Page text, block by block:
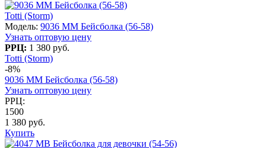
Totti (Storm)
Модель: 9036 MM Бейсболка (56-58)
Узнать оптовую цену
РРЦ: 1 380 руб.
Totti (Storm)
-8%
9036 MM Бейсболка (56-58)
Узнать оптовую цену
РРЦ:
1500
1 380 руб.
Купить